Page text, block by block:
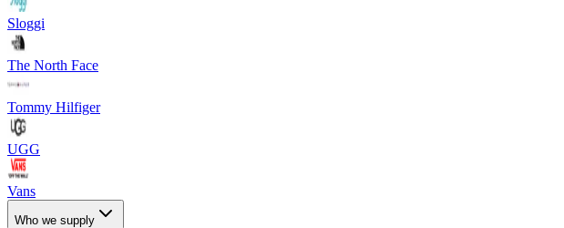
Sloggi
The North Face
Tommy Hilfiger
UGG
Vans
Who we supply